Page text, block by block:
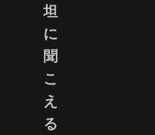
坦
に
聞
こ
え
る